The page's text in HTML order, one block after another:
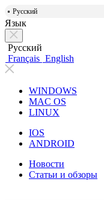
Русский
Язык
Русский
Français English
WINDOWS
MAC OS
LINUX
IOS
ANDROID
Новости
Статьи и обзоры